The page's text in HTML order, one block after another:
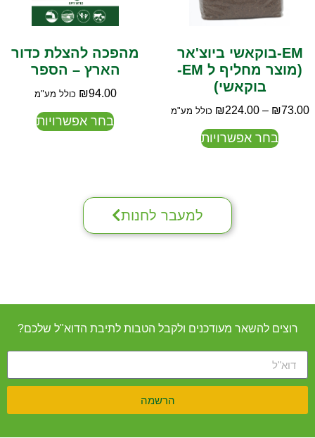
EM-בוקאשי ביוצ'אר
(מוצר מחליף ל EM-
בוקאשי)
₪73.00
–
₪224.00 כולל מע"מ
בחר אפשרויות
מהפכה להצלת כדור
הארץ – הספר
₪94.00 כולל מע"מ
בחר אפשרויות
למעבר לחנות
רוצים להשאר מעודכנים ולקבל הטבות לתיבת הדוא"ל שלכם?
הרשמה